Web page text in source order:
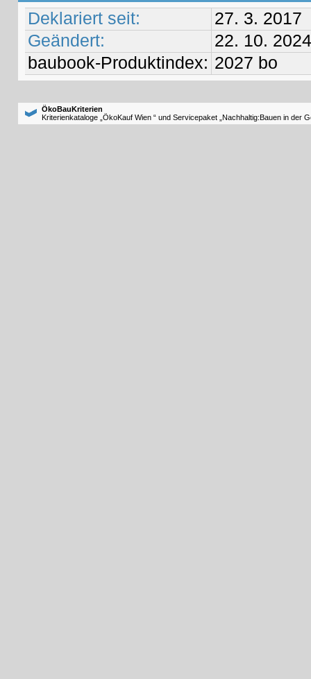
Deklariert seit:
27. 3. 2017
Geändert:
22. 10. 2024
baubook-Produktindex: 2027 bo
ÖkoBauKriterien
Kriterienkataloge „ÖkoKauf Wien “ und Servicepaket „Nachhaltig:Bauen in der